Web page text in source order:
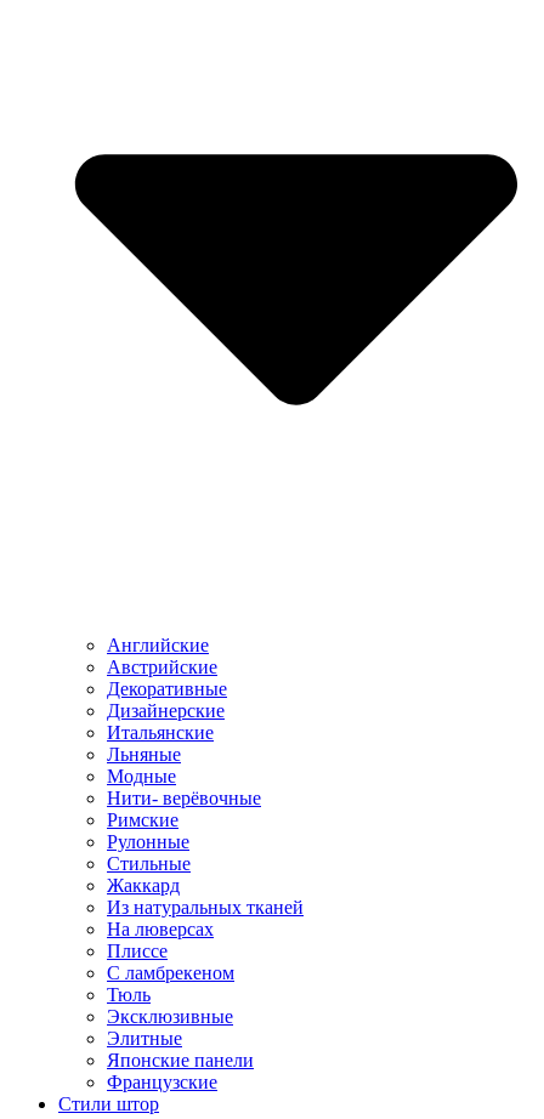
Английские
Австрийские
Декоративные
Дизайнерские
Итальянские
Льняные
Модные
Нити- верёвочные
Римские
Рулонные
Стильные
Жаккард
Из натуральных тканей
На люверсах
Плиссе
С ламбрекеном
Тюль
Эксклюзивные
Элитные
Японские панели
Французские
Стили штор